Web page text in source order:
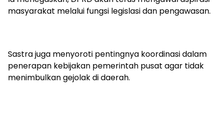
masyarakat melalui fungsi legislasi dan pengawasan.
Sastra juga menyoroti pentingnya koordinasi dalam
penerapan kebijakan pemerintah pusat agar tidak
menimbulkan gejolak di daerah.